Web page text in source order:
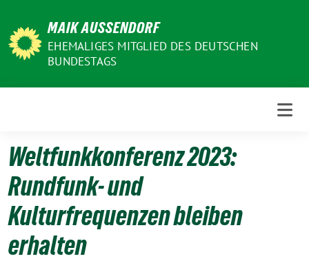
zum
Inhalt
MAIK AUSSENDORF
EHEMALIGES MITGLIED DES DEUTSCHEN
BUNDESTAGS
Weltfunkkonferenz 2023:
Rundfunk- und
Kulturfrequenzen bleiben
erhalten